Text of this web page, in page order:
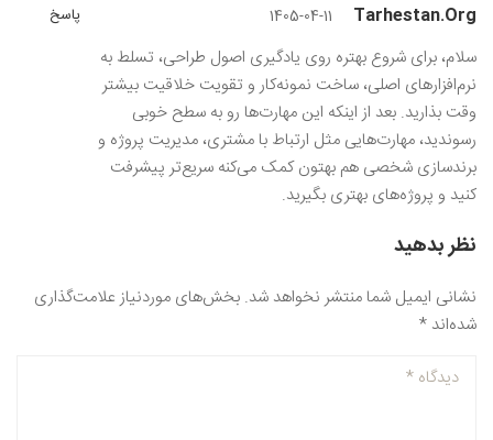
Tarhestan.org
1405-04-11 پاسخ
سلام، برای شروع بهتره روی یادگیری اصول طراحی، تسلط به
نرم‌افزارهای اصلی، ساخت نمونه‌کار و تقویت خلاقیت بیشتر
وقت بذارید. بعد از اینکه این مهارت‌ها رو به سطح خوبی
رسوندید، مهارت‌هایی مثل ارتباط با مشتری، مدیریت پروژه و
برندسازی شخصی هم بهتون کمک می‌کنه سریع‌تر پیشرفت
کنید و پروژه‌های بهتری بگیرید.
نظر بدهید
نشانی ایمیل شما منتشر نخواهد شد. بخش‌های موردنیاز علامت‌گذاری
شده‌اند *